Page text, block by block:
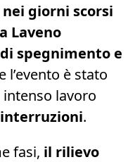
nei giorni scorsi
Laveno
spegnimento e
e l’evento è stato
lavoro
interruzioni.
fasi, il rilievo